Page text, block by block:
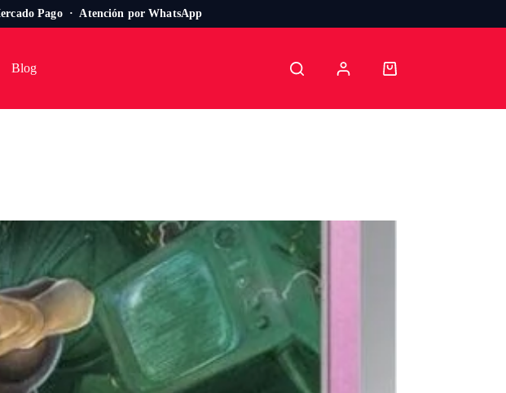
Pago · Atención por WhatsApp
Blog
Carro